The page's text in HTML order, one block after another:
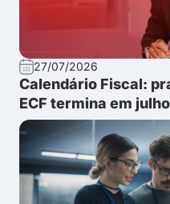
27/07/2026
Calendário Fiscal:
ECF termina em julho